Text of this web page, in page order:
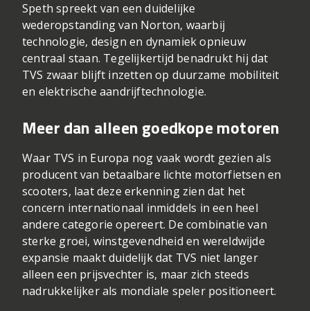
Speth spreekt van een duidelijke
wederopstanding van Norton, waarbij
technologie, design en dynamiek opnieuw
centraal staan. Tegelijkertijd benadrukt hij dat
TVS zwaar blijft inzetten op duurzame mobiliteit
en elektrische aandrijftechnologie.
Meer dan alleen goedkope motoren
Waar TVS in Europa nog vaak wordt gezien als
producent van betaalbare lichte motorfietsen en
scooters, laat deze erkenning zien dat het
concern internationaal inmiddels in een heel
andere categorie opereert. De combinatie van
sterke groei, winstgevendheid en wereldwijde
expansie maakt duidelijk dat TVS niet langer
alleen een prijsvechter is, maar zich steeds
nadrukkelijker als mondiale speler positioneert.